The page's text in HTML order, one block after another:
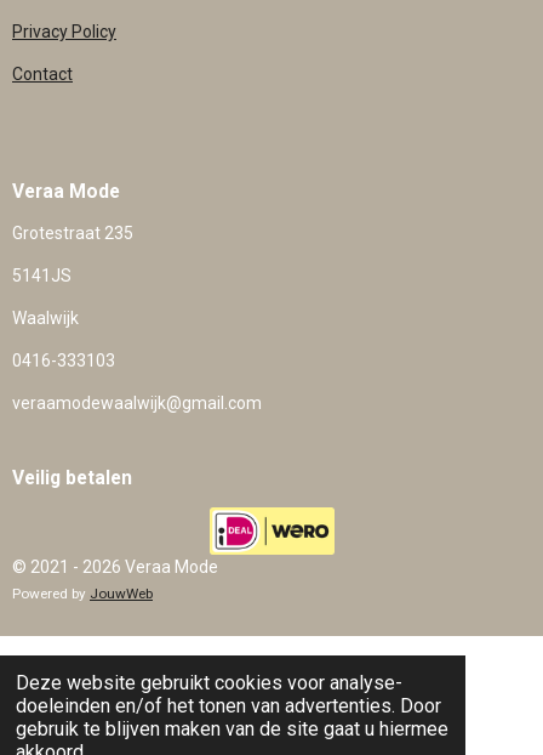
Deze website gebruikt cookies voor analyse-
doeleinden en/of het tonen van advertenties. Door
gebruik te blijven maken van de site gaat u hiermee
Privacy Policy
Contact
Veraa Mode
Grotestraat 235
5141JS
Waalwijk
0416-333103
veraamodewaalwijk@gmail.com
Veilig betalen
© 2021 - 2026 Veraa Mode
Powered by JouwWeb